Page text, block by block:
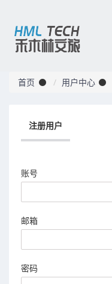
首页 用户中心
注册用户
账号
邮箱
密码